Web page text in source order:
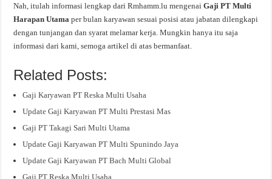
Nah, itulah informasi lengkap dari Rmhamm.lu mengenaiGaji PT Multi
Harapan Utama per bulan karyawan sesuai posisi atau jabatan dilengkapi
dengan tunjangan dan syarat melamar kerja. Mungkin hanya itu saja
informasi dari kami, semoga artikel di atas bermanfaat.
Related Posts:
Gaji Karyawan PT Reska Multi Usaha
Update Gaji Karyawan PT Multi Prestasi Mas
Gaji PT Takagi Sari Multi Utama
Update Gaji Karyawan PT Multi Spunindo Jaya
Update Gaji Karyawan PT Bach Multi Global
Gaji PT Reska Multi Usaha